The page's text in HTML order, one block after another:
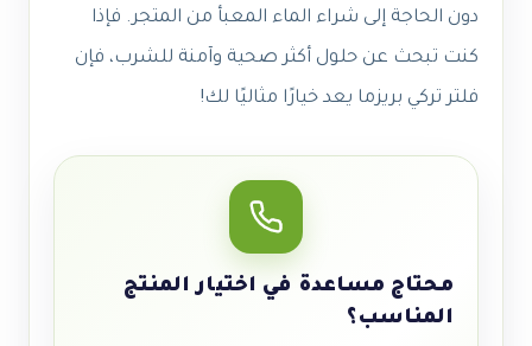
دون الحاجة إلى شراء الماء المعبأ من المتجر. فإذا
كنت تبحث عن حلول أكثر صحية وآمنة للشرب، فإن
فلتر تركي بريزما يعد خيارًا مثاليًا لك!
محتاج مساعدة في اختيار المنتج
المناسب؟